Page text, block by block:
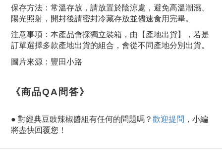
保存方法：常溫存放，請放置於陰涼處，避免高溫潮濕、
陽光照射，開封後請密封冷藏存放並儘速食用完畢。
注意事項：本產品會採獨立裝箱，由【產地出貨】，若是
訂單選擇多款產地出貨的組合，會從不同產地分別出貨。
圖片來源：豐田小路
《商品QA問答》
● 對經典豆豉辣椒醬組有任何的問題嗎？ 歡迎提問 ，小編
將盡快回覆您！